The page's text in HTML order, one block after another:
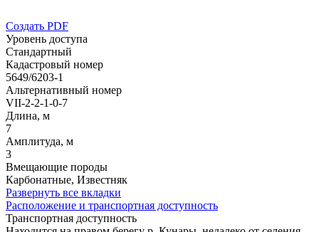
Создать PDF
Уровень доступа
Стандартный
Кадастровый номер
5649/6203-1
Альтернативный номер
VII-2-2-1-0-7
Длина, м
7
Амплитуда, м
3
Вмещающие породы
Карбонатные, Известняк
Развернуть все вкладки
Расположение и транспортная доступность
Транспортная доступность